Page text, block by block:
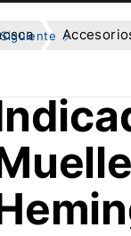
Siguiente